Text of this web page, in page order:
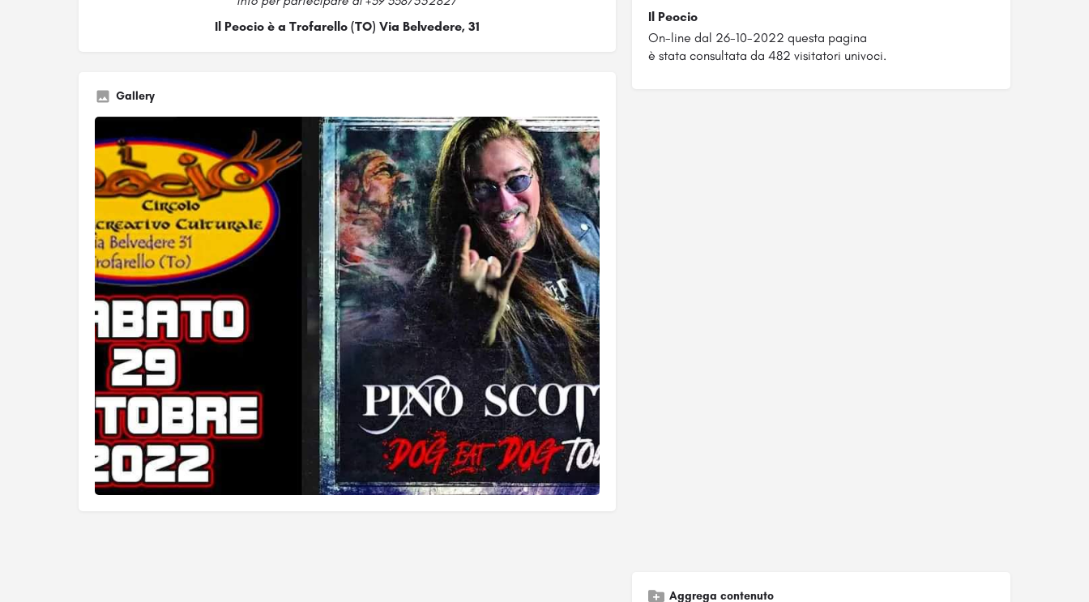
Il Peocio è a Trofarello (TO) Via Belvedere, 31
Gallery
Il Peocio
On-line dal 26-10-2022 questa pagina
è stata consultata da 482 visitatori univoci.
Aggrega contenuto